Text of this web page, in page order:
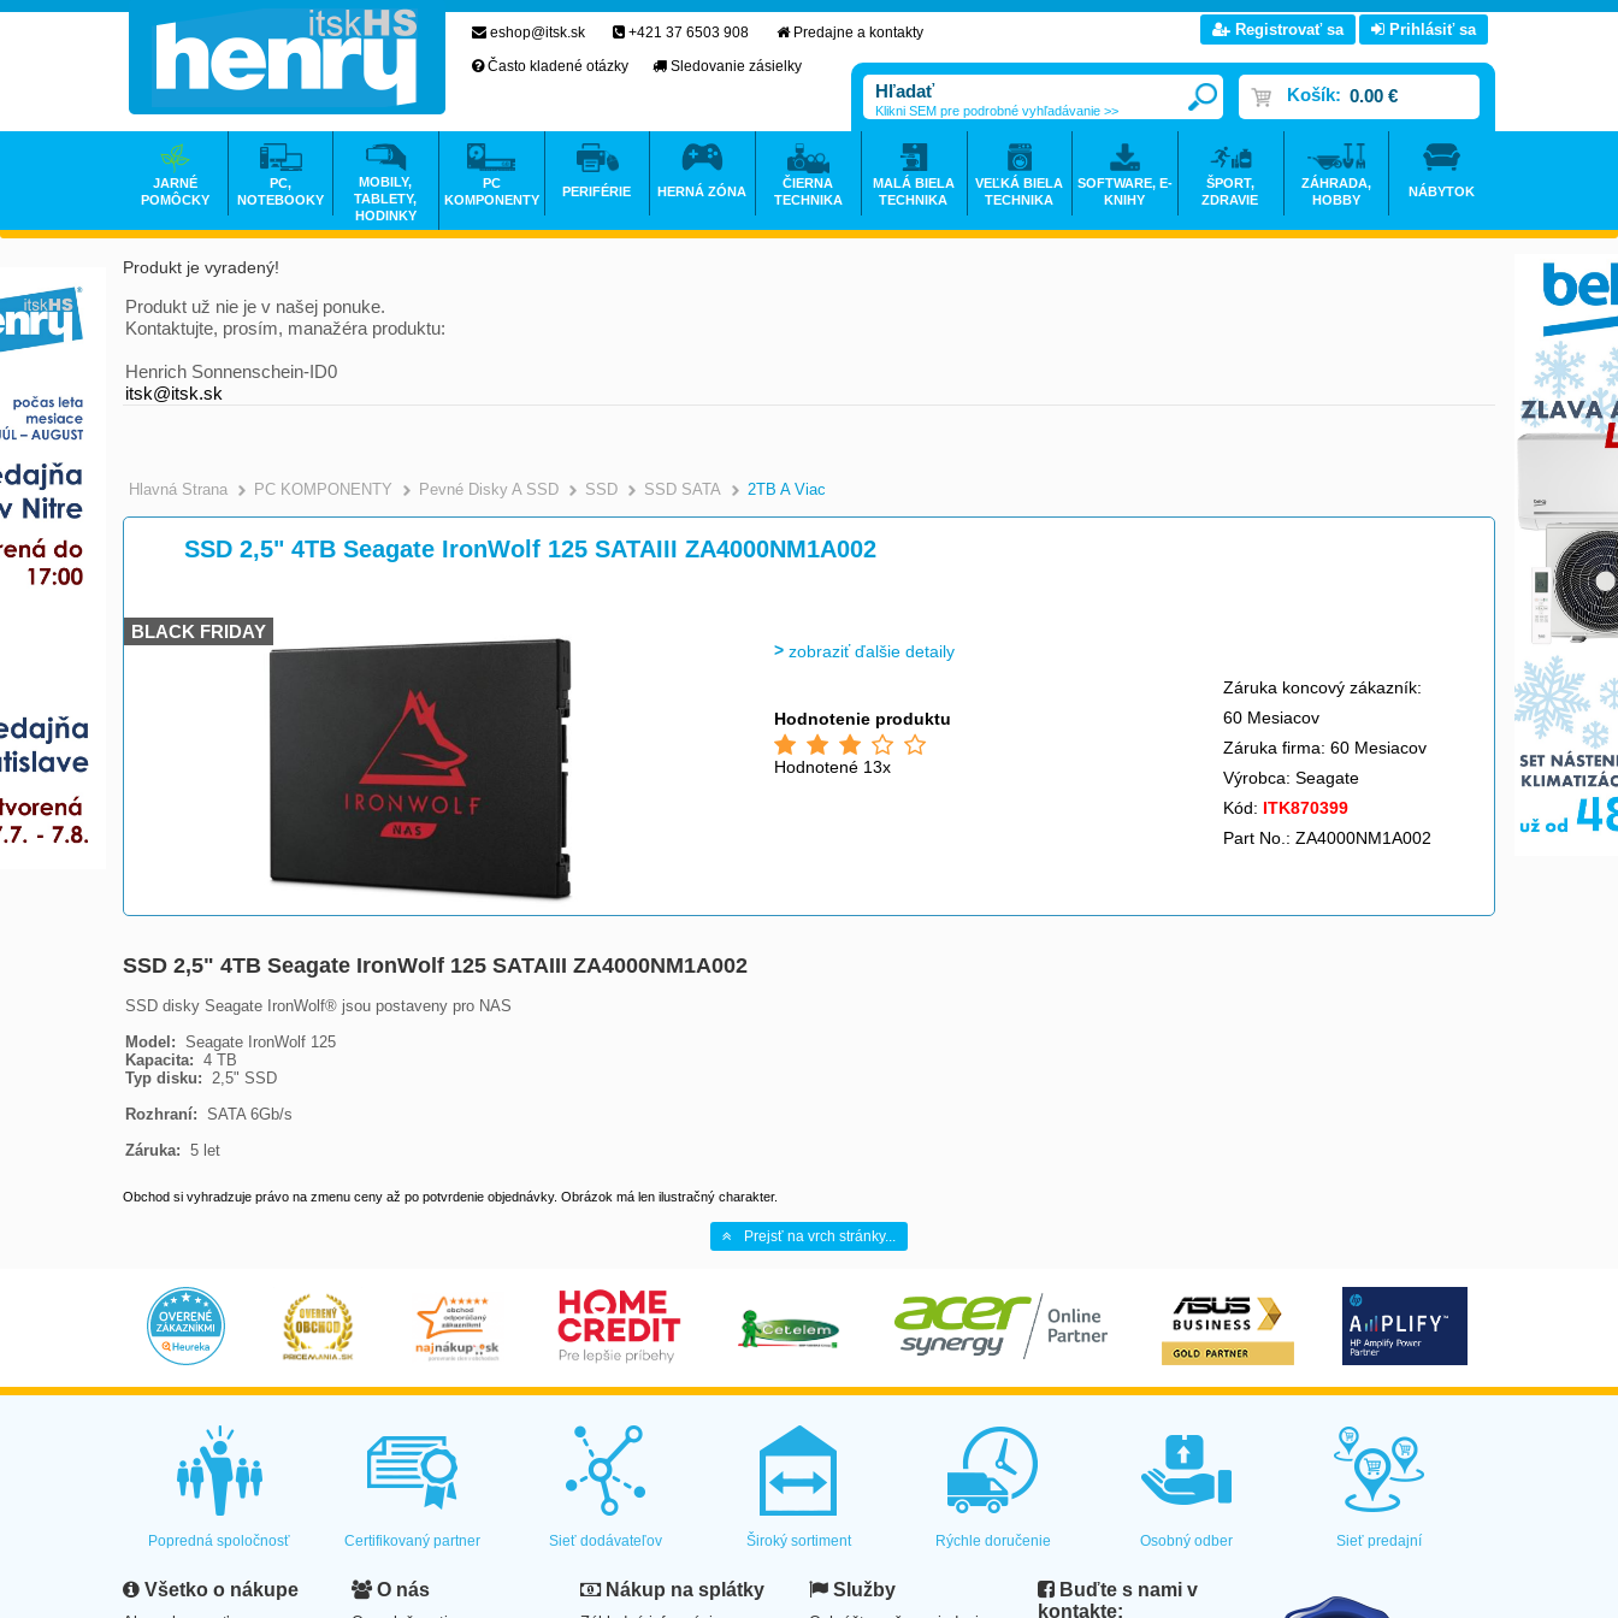
Produkt je vyradený!
Produkt už nie je v našej ponuke.
Kontaktujte, prosím, manažéra produktu:
Henrich Sonnenschein-ID0
itsk@itsk.sk
Hlavná Strana >
PC KOMPONENTY >
Pevné Disky A SSD >
SSD >
SSD SATA >
2TB A Viac
SSD 2,5" 4TB Seagate IronWolf 125 SATAIII ZA4000NM1A002
BLACK FRIDAY
zobraziť ďalšie detaily
Hodnotenie produktu
Hodnotené 13x
Záruka koncový zákazník:
60 Mesiacov
Záruka firma: 60 Mesiacov
Výrobca: Seagate
Kód: ITK870399
Part No.: ZA4000NM1A002
SSD 2,5" 4TB Seagate IronWolf 125 SATAIII ZA4000NM1A002
SSD disky Seagate IronWolf® jsou postaveny pro NAS
Model:
Kapacita:
Typ disku:
2,5" SSD
Rozhraní: SATA 6Gb/s
Záruka: 5 let
Obchod si vyhradzuje právo na zmenu ceny až po potvrdenie objednávky. Obrázok má len ilustračný charakter.
Prejsť na vrch stránky...
eshop@itsk.sk +421 37 6503 908
Predajne a kontakty
Často kladené otázky
Sledovanie zásielky
Registrovať sa Prihlásiť sa
Košík: 0.00 €
Klikni SEM pre podrobné vyhľadávanie >>
JARNÉ
POMÔCKY
PC,
NOTEBOOKY
MOBILY,
TABLETY,
HODINKY
PC
KOMPONENTY
PERIFÉRIE HERNÁ ZÓNA
ČIERNA
TECHNIKA
MALÁ BIELA
TECHNIKA
VEĽKÁ BIELA
TECHNIKA
SOFTWARE, E-
KNIHY
ŠPORT,
ZDRAVIE
ZÁHRADA,
HOBBY
NÁBYTOK
Popredná spoločnosť Certifikovaný partner Sieť dodávateľov Široký sortiment Rýchle doručenie Osobný odber Sieť predajní
Všetko o nákupe O nás Nákup na splátky Služby
Buďte s nami v
kontakte: